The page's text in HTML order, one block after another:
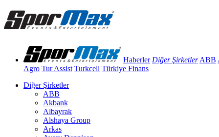
Haberler Diğer Şirketler ABB
Agro Tur Assist Turkcell Türkiye Finans
Diğer Şirketler
ABB
Akbank
Albayrak
Alshaya Group
Arkas